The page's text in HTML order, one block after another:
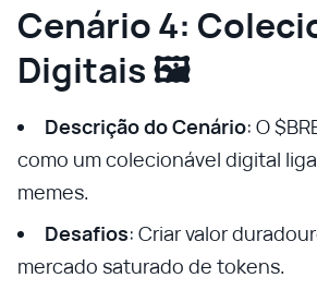
Cenário 4:
Digitais 🖼️
Descrição do Cenário: O
como um colecionável digital
memes.
Desafios: Criar valor
mercado saturado de tokens.